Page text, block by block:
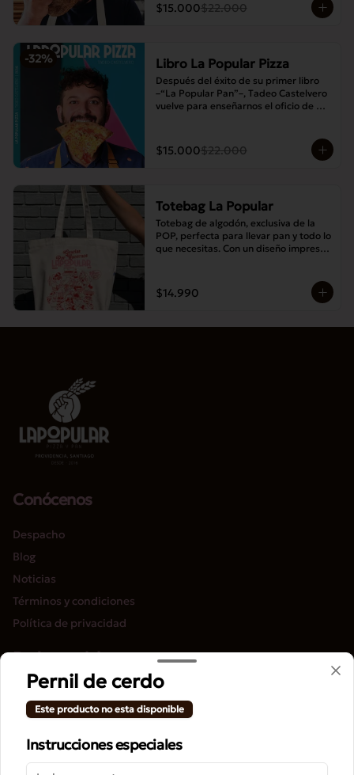
$15.000$22.000
-32% Libro La Popular Pizza
Después del éxito de su primer libro
–“La Popular Pan”–, Tadeo Castelvero
vuelve para enseñarnos el oficio de
familia.
$15.000$22.000
Totebag La Popular
Totebag de algodón, exclusiva de la
POP, perfecta para llevar pan y todo lo
que necesitas. Con un diseño impreso
$14.990
Conócenos
Despacho
Blog
Noticias
Términos y condiciones
Política de privacidad
Redes sociales
Instagram
Facebook
Mi cuenta
Pernil de cerdo
Este producto no esta disponible
Instrucciones especiales